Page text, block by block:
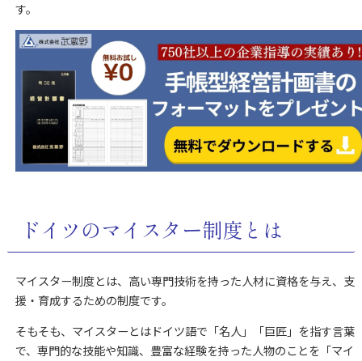
す。
ドイツのマイスター制度とは
マイスター制度とは、高い専門技術を持った人材に資格を与え、支
援・育成するための制度です。
そもそも、マイスターとはドイツ語で「名人」「巨匠」を指す言葉
で、専門的な技能や知識、豊富な経験を持った人物のことを「マイ